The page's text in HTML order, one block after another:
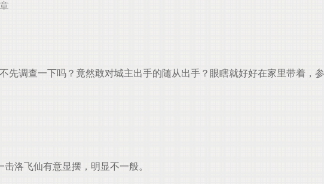
先调查一下吗？竟然敢对城主出手的随从出手？眼瞎就好好在家里带着，
洛飞仙有意显摆，明显不一般。